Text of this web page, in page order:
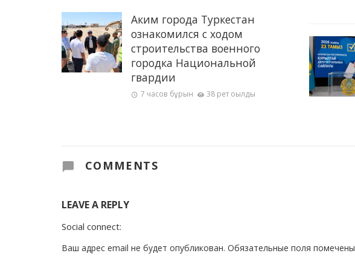
Аким города Туркестан
ознакомился с ходом
строительства военного
городка Национальной
гвардии
7 часов бұрын 38 рет оқылды
COMMENTS
LEAVE A REPLY
Social connect:
Ваш адрес email не будет опубликован. Обязательные поля помечены